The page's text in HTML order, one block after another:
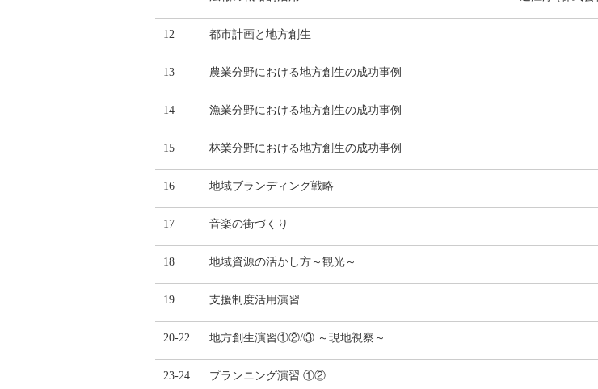
12 都市計画と地方創生
13 農業分野における地方創生の成功事例
14 漁業分野における地方創生の成功事例
15 林業分野における地方創生の成功事例
16 地域ブランディング戦略
17 音楽の街づくり
18 地域資源の活かし方～観光～
19 支援制度活用演習
20-22 地方創生演習①②/③ ～現地視察～
23-24 プランニング演習 ①②